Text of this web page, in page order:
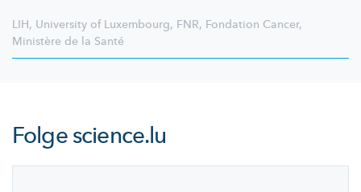
LIH, University of Luxembourg, FNR, Fondation Cancer,
Ministère de la Santé
Folgescience.lu